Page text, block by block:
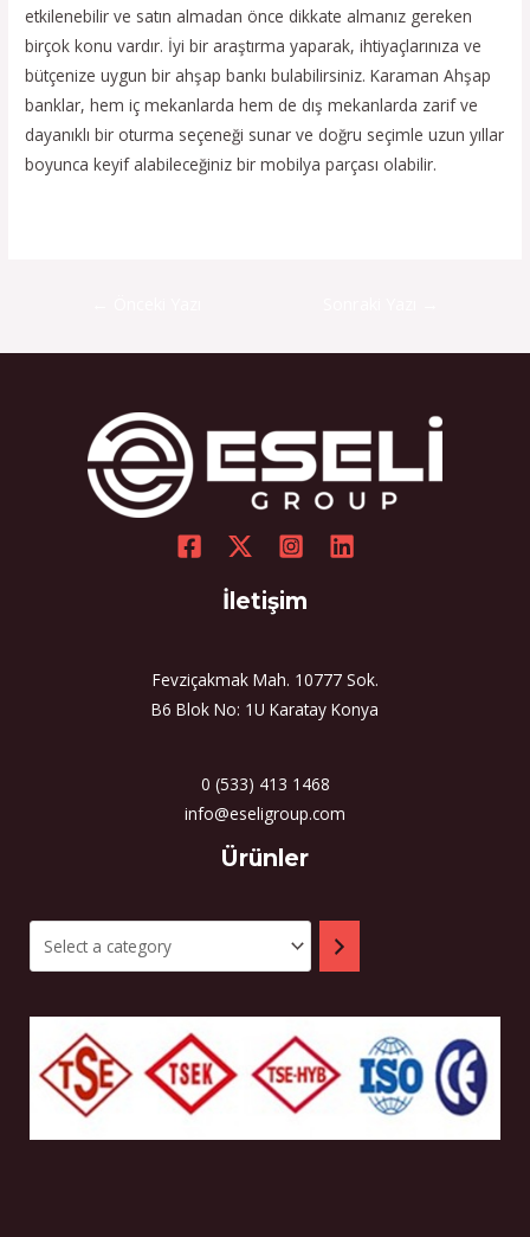
etkilenebilir ve satın almadan önce dikkate almanız gereken
birçok konu vardır. İyi bir araştırma yaparak, ihtiyaçlarınıza ve
bütçenize uygun bir ahşap bankı bulabilirsiniz. Karaman Ahşap
banklar, hem iç mekanlarda hem de dış mekanlarda zarif ve
dayanıklı bir oturma seçeneği sunar ve doğru seçimle uzun yıllar
boyunca keyif alabileceğiniz bir mobilya parçası olabilir.
İletişim
Fevziçakmak Mah. 10777 Sok.
B6 Blok No: 1U Karatay Konya
0 (533) 413 1468
info@eseligroup.com
Ürünler